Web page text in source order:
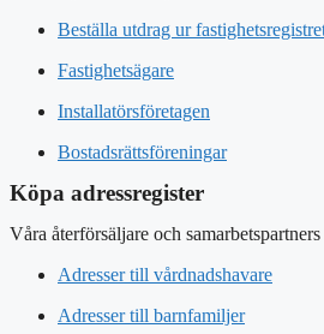
Beställa utdrag ur
Fastighetsägare
Installatörsföretagen
Bostadsrättsföreningar
Köpa adressregister
Våra återförsäljare och
Adresser till vårdnadshavare
Adresser till barnfamiljer